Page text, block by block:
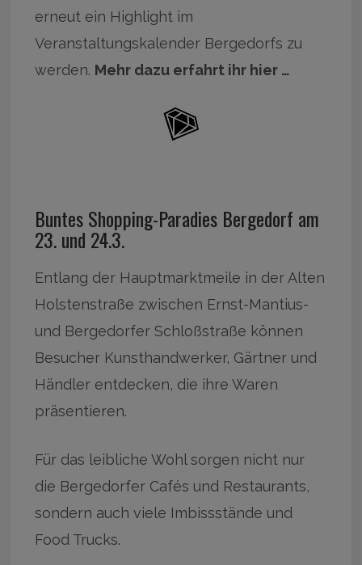
erneut ein Highlight im
Veranstaltungskalender Bergedorfs zu
werden. Mehr dazu erfahrt ihr hier …
Buntes Shopping-Paradies Bergedorf am
23. und 24.3.
Entlang der Hauptmarktmeile in der Alten
Holstenstraße zwischen Ernst-Mantius-
und Bergedorfer Schloßstraße können
Besucher Kunsthandwerker, Gärtner und
Händler entdecken, die ihre Waren
präsentieren.
Für das leibliche Wohl sorgen nicht nur
die Bergedorfer Cafés und Restaurants,
sondern auch viele Imbissstände und
Food Trucks.